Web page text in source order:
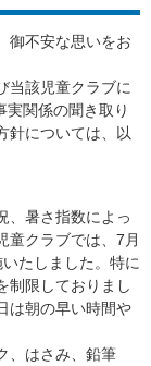
御不安な思いをお
当該児童クラブに
関係の聞き取り
針については、以
、暑さ指数によっ
童クラブでは、7月
たしました。特に
制限しておりまし
は朝の早い時間や
、はさみ、鉛筆